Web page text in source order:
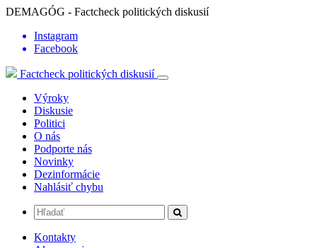
DEMAGÓG - Factcheck politických diskusií
Instagram
Facebook
Factcheck politických diskusií
Výroky
Diskusie
Politici
O nás
Podporte nás
Novinky
Dezinformácie
Nahlásiť chybu
Kontakty